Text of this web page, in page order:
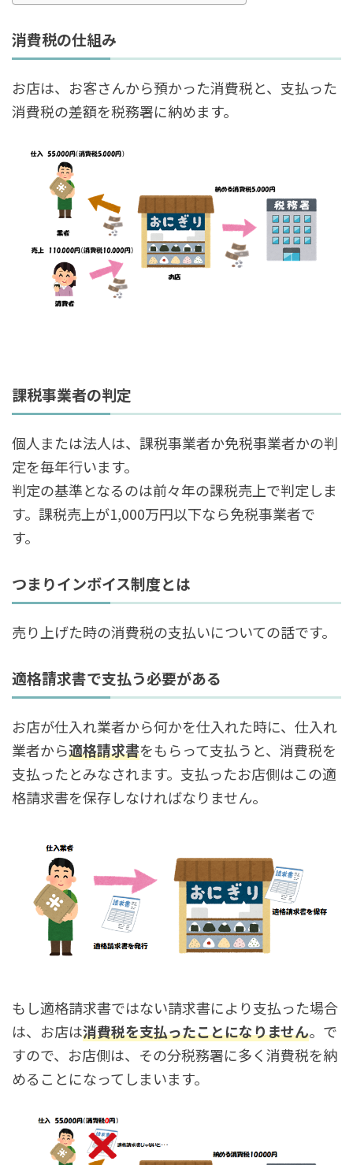
消費税の仕組み
お店は、お客さんから預かった消費税と、支払った
消費税の差額を税務署に納めます。
課税事業者の判定
個人または法人は、課税事業者か免税事業者かの判
定を毎年行います。
判定の基準となるのは前々年の課税売上で判定しま
す。課税売上が1,000万円以下なら免税事業者で
す。
つまりインボイス制度とは
売り上げた時の消費税の支払いについての話です。
適格請求書で支払う必要がある
お店が仕入れ業者から何かを仕入れた時に、仕入れ
業者から適格請求書をもらって支払うと、消費税を
支払ったとみなされます。支払ったお店側はこの適
格請求書を保存しなければなりません。
もし適格請求書ではない請求書により支払った場合
は、お店は消費税を支払ったことになりません。で
すので、お店側は、その分税務署に多く消費税を納
めることになってしまいます。